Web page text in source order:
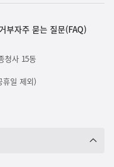
부자주 묻는 질문(FAQ)
청사 15동
일 제외)